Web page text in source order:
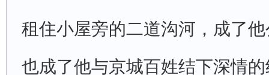
租住小屋旁的二道沟河，成了
也成了他与京城百姓结下深情